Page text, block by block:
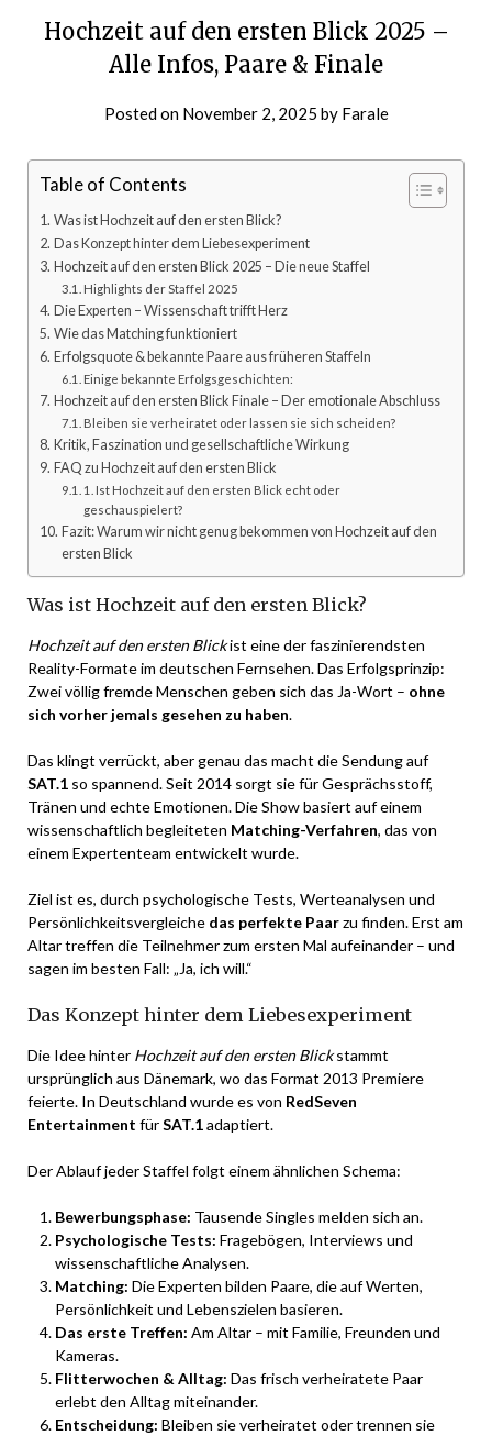
Hochzeit auf den ersten Blick 2025 –
Alle Infos, Paare & Finale
Posted on November 2, 2025 by Farale
Table of Contents
Was ist Hochzeit auf den ersten Blick?
Das Konzept hinter dem Liebesexperiment
Hochzeit auf den ersten Blick 2025 – Die neue Staffel
Highlights der Staffel 2025
Die Experten – Wissenschaft trifft Herz
Wie das Matching funktioniert
Erfolgsquote & bekannte Paare aus früheren Staffeln
Einige bekannte Erfolgsgeschichten:
Hochzeit auf den ersten Blick Finale – Der emotionale Abschluss
Bleiben sie verheiratet oder lassen sie sich scheiden?
Kritik, Faszination und gesellschaftliche Wirkung
FAQ zu Hochzeit auf den ersten Blick
1. Ist Hochzeit auf den ersten Blick echt oder
geschauspielert?
Fazit: Warum wir nicht genug bekommen von Hochzeit auf den
ersten Blick
Was ist Hochzeit auf den ersten Blick?
Hochzeit auf den ersten Blickist eine der faszinierendsten
Reality-Formate im deutschen Fernsehen. Das Erfolgsprinzip:
Zwei völlig fremde Menschen geben sich das Ja-Wort – ohne
sich vorher jemals gesehen zu haben.
Das klingt verrückt, aber genau das macht die Sendung auf
SAT.1 so spannend. Seit 2014 sorgt sie für Gesprächsstoff,
Tränen und echte Emotionen. Die Show basiert auf einem
wissenschaftlich begleiteten Matching-Verfahren, das von
einem Expertenteam entwickelt wurde.
Ziel ist es, durch psychologische Tests, Werteanalysen und
Persönlichkeitsvergleiche das perfekte Paarzu finden. Erst am
Altar treffen die Teilnehmer zum ersten Mal aufeinander – und
sagen im besten Fall: „Ja, ich will.“
Das Konzept hinter dem Liebesexperiment
Die Idee hinter Hochzeit auf den ersten Blickstammt
ursprünglich aus Dänemark, wo das Format 2013 Premiere
feierte. In Deutschland wurde es von RedSeven
Entertainment fürSAT.1adaptiert.
Der Ablauf jeder Staffel folgt einem ähnlichen Schema:
Bewerbungsphase: Tausende Singles melden sich an.
Psychologische Tests: Fragebögen, Interviews und
wissenschaftliche Analysen.
Matching: Die Experten bilden Paare, die auf Werten,
Persönlichkeit und Lebenszielen basieren.
Das erste Treffen: Am Altar – mit Familie, Freunden und
Kameras.
Flitterwochen & Alltag: Das frisch verheiratete Paar
erlebt den Alltag miteinander.
Entscheidung: Bleiben sie verheiratet oder trennen sie